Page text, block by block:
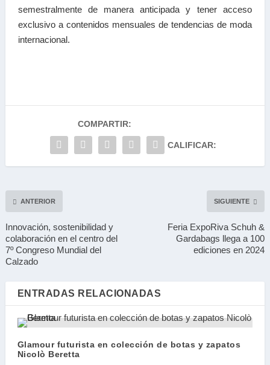
semestralmente de manera anticipada y tener acceso
exclusivo a contenidos mensuales de tendencias de moda
internacional.
COMPARTIR:
CALIFICAR:
ANTERIOR
Innovación, sostenibilidad y
colaboración en el centro del
7º Congreso Mundial del
Calzado
SIGUIENTE
Feria ExpoRiva Schuh &
Gardabags llega a 100
ediciones en 2024
ENTRADAS RELACIONADAS
Glamour futurista en colección de botas y zapatos
Nicolò Beretta